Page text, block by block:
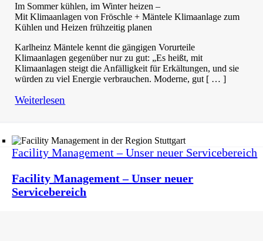
Im Sommer kühlen, im Winter heizen –
Mit Klimaanlagen von Fröschle + Mäntele Klimaanlage zum
Kühlen und Heizen frühzeitig planen
Karlheinz Mäntele kennt die gängigen Vorurteile
Klimaanlagen gegenüber nur zu gut: „Es heißt, mit
Klimaanlagen steigt die Anfälligkeit für Erkältungen, und sie
würden zu viel Energie verbrauchen. Moderne, gut [ … ]
Weiterlesen
Facility Management – Unser neuer Servicebereich
Facility Management – Unser neuer
Servicebereich